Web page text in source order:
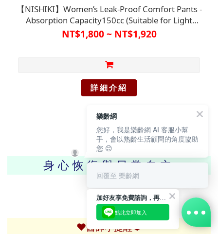
【NISHIKI】Women’s Leak-Proof Comfort Pants -
Absorption Capacity150cc (Suitable for Light
Incontinence)【D1FM7101KHA】Care Clothing /
Incontinence Solutions / Absorbent and Odor-
NT$1,800 ~ NT$1,920
詳細介紹
身心恢復與日常自立
❤️醫師小提醒❤️
樂齡網
您好，我是樂齡網 AI 客服小幫
手，會以熟齡生活顧問的角度協助
您 😊
回覆至 樂齡網
加好友享免費諮詢，再領50元現金折扣碼！
點此立即加入